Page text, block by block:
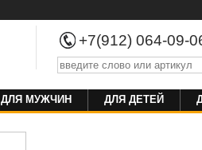
+7(912) 064-09-
ДЛЯ МУЖЧИН ДЛЯ ДЕТЕЙ